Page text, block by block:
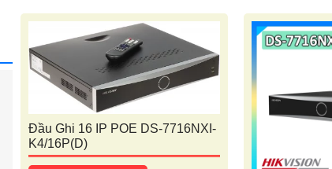
Đầu Ghi 16 IP POE DS-7716NXI-
K4/16P(D)